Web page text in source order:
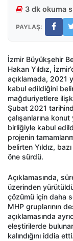
3 dk okuma
PAYLAŞ:
İzmir Büyükşehir
Hakan Yıldız,
açıklamada, 2021
kabul edildiğini
mağduriyetlere
Şubat 2021
çalışanlarına
birliğiyle kabul
projenin
belirten Yıldız,
öne sürdü.
Açıklamasında,
üzerinden
çözümü için daha
MHP gruplarının
açıklamasında
eleştirilerde
kalındığını iddia etti.